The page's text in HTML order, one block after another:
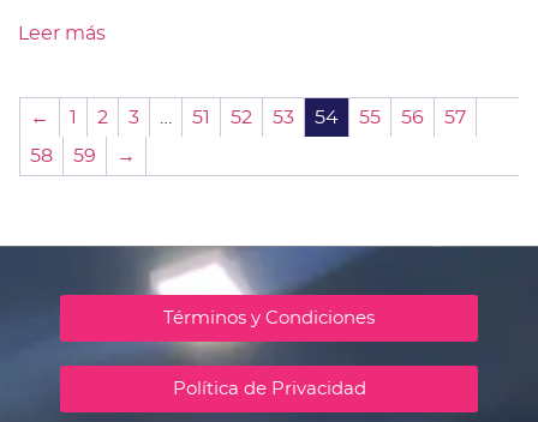
Leer más
← 1 2 3 51 52 53 54 55 56
57
58
59 →
Términos y Condiciones
Política de Privacidad